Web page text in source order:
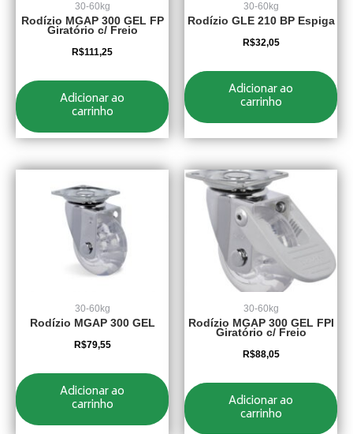
30-60kg
Rodízio MGAP 300 GEL FP
Giratório c/ Freio
R$111,25
Adicionar ao
carrinho
30-60kg
Rodízio GLE 210 BP Espiga
R$32,05
Adicionar ao
carrinho
30-60kg
Rodízio MGAP 300 GEL
R$79,55
Adicionar ao
carrinho
30-60kg
Rodízio MGAP 300 GEL FPI
Giratório c/ Freio
R$88,05
Adicionar ao
carrinho